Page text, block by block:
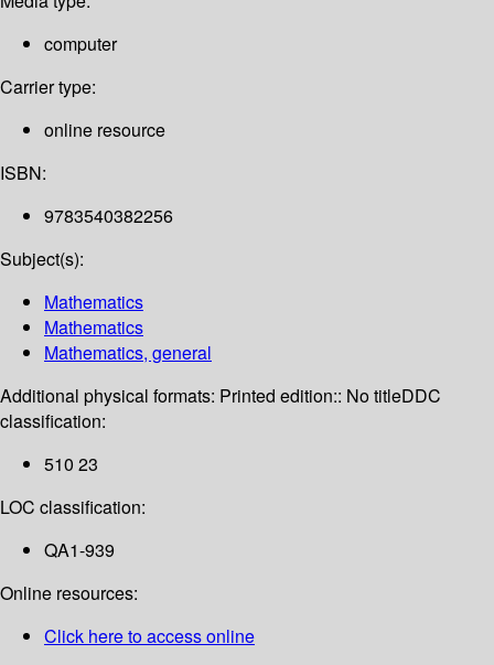
computer
Carrier type:
online resource
ISBN:
9783540382256
Subject(s):
Mathematics
Mathematics
Mathematics, general
Additional physical formats: Printed edition:: No titleDDC
classification:
510 23
LOC classification:
QA1-939
Online resources:
Click here to access online